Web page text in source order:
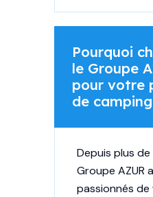
Pourquoi
le Groupe
pour votre
de
Depuis plus
Groupe AZUR
passionnés de